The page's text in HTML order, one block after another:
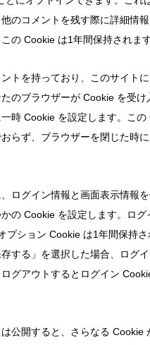
のコメントを残す際に詳細情
の Cookie は1年間保持されます
トを持っており、このサイト
のブラウザーが Cookie を受け
時 Cookie を設定します。この
らず、ブラウザーを閉じた時
ログイン情報と画面表示情報
の Cookie を設定します。ログ
プション Cookie は1年間保持さ
存する」を選択した場合、ログ
グアウトするとログイン
公開すると、さらなる Cookie